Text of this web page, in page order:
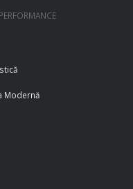
Modernă